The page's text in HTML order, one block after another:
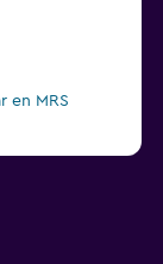
en MRS